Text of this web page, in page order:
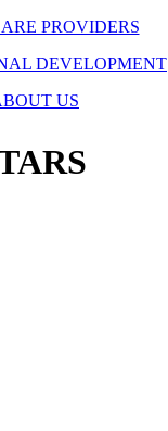
PROVIDERS
DEVELOPMENT
US